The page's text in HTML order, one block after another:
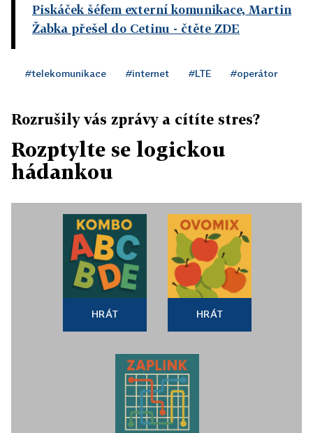
Piskáček šéfem externí komunikace, Martin
Žabka přešel do Cetinu - čtěte ZDE
#telekomunikace #internet #LTE #operátor
Rozrušily vás zprávy a cítíte stres?
Rozptylte se logickou
hádankou
HRÁT HRÁT